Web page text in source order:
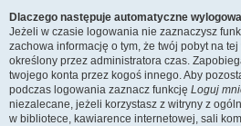
Dlaczego następuje automatyczne
Jeżeli w czasie logowania nie zaznaczysz
zachowa informację o tym, że twój pobyt na
określony przez administratora czas.
twojego konta przez kogoś innego. Aby
podczas logowania zaznacz funkcję Loguj
niezalecane, jeżeli korzystasz z witryny z
w bibliotece, kawiarence internetowej, sali